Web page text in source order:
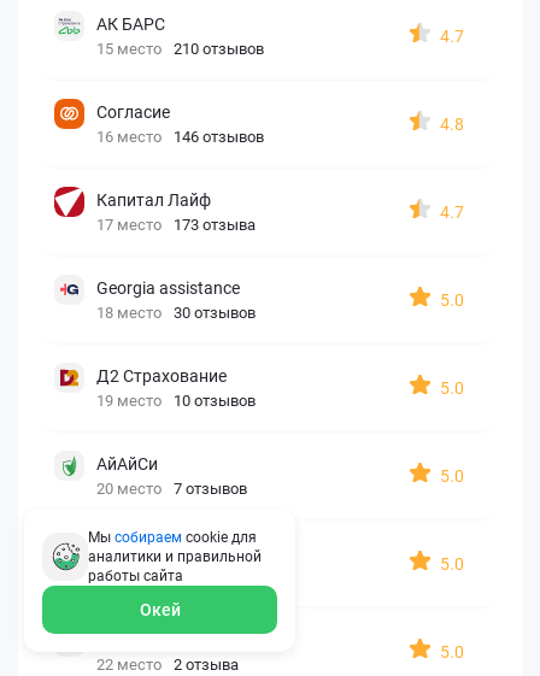
АК БАРС
15 место 210 отзывов
4.7
Согласие
16 место 146 отзывов
4.8
Капитал Лайф
17 место 173 отзыва
4.7
Georgia assistance
18 место 30 отзывов
5.0
Д2 Страхование
19 место 10 отзывов
5.0
АйАйСи
20 место 7 отзывов
5.0
OxySport
21 место 6 отзывов
5.0
ERGO AXA
22 место 2 отзыва
5.0
Мы собираем cookie для
аналитики и правильной
работы сайта
Окей